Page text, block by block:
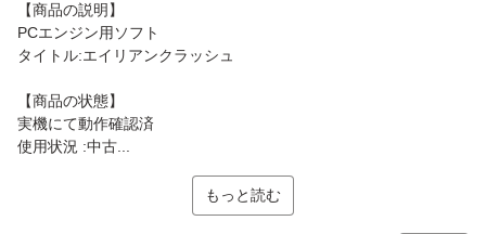
【商品の説明】
PCエンジン用ソフト
タイトル:エイリアンクラッシュ
【商品の状態】
実機にて動作確認済
使用状況 :中古...
もっと読む